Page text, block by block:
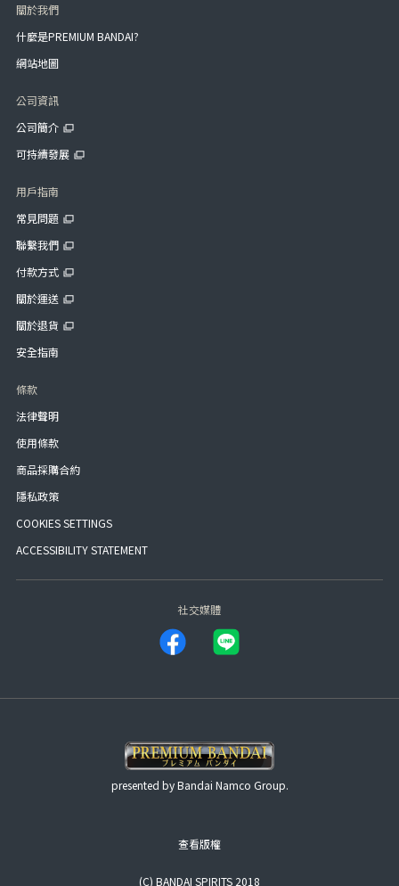
關於我們
什麼是PREMIUM BANDAI?
網站地圖
公司資訊
公司簡介
可持續發展
用戶指南
常見問題
聯繫我們
付款方式
關於運送
關於退貨
安全指南
條款
法律聲明
使用條款
商品採購合約
隱私政策
COOKIES SETTINGS
ACCESSIBILITY STATEMENT
社交媒體
presented by Bandai Namco Group.
查看版權
(C) BANDAI SPIRITS 2018